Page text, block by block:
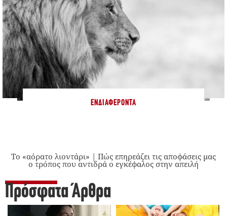
ΕΝΔΙΑΦΈΡΟΝΤΑ
Το «αόρατο λιοντάρι» | Πώς επηρεάζει τις αποφάσεις μας
ο τρόπος που αντιδρά ο εγκέφαλος στην απειλή
Πρόσφατα Άρθρα